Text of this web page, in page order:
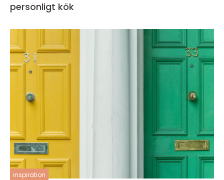
personligt kök
inspiration